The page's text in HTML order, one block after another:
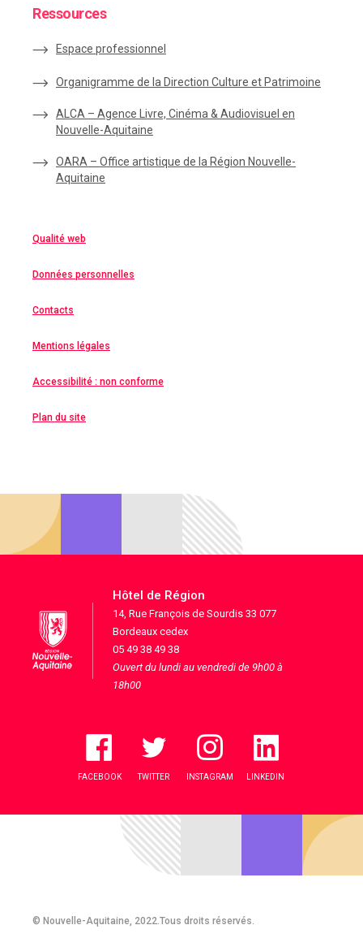
Ressources
Espace professionnel
Organigramme de la Direction Culture et Patrimoine
ALCA – Agence Livre, Cinéma & Audiovisuel en
Nouvelle-Aquitaine
OARA – Office artistique de la Région Nouvelle-
Aquitaine
Qualité web
Données personnelles
Contacts
Mentions légales
Accessibilité : non conforme
Plan du site
Hôtel de Région
14, Rue François de Sourdis 33 077
Bordeaux cedex
05 49 38 49 38
Ouvert du lundi au vendredi de 9h00 à
18h00
FACEBOOK TWITTER INSTAGRAM LINKEDIN
© Nouvelle-Aquitaine, 2022.Tous droits réservés.